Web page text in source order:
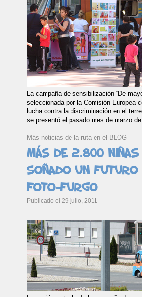
La campaña de sensibilización “De
seleccionada por la Comisión Europea
lucha contra la discriminación en el
se presentó el pasado mes de marzo
Más noticias de la ruta en el BLOG
Más de 2.800
soñado un futuro
foto-furgo
Publicado el 29 julio, 2011